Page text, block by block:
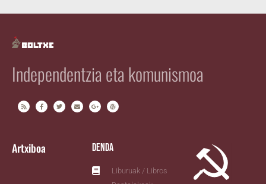
Independentzia eta komunismoa
Artxiboa Denda
Liburuak / Libros